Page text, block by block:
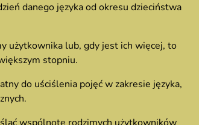
danego języka od okresu dzieciństwa
użytkownika lub, gdy jest ich więcej, to
stopniu.
do uściślenia pojęć w zakresie języka,